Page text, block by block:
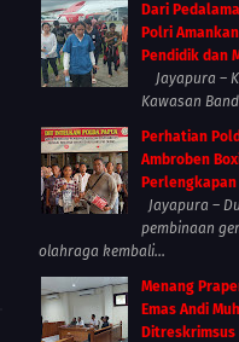
Dari
Polri
Pendidik dan
Jayapura –
Kawasan
Perhatian
Ambroben
Jayapura –
pembinaan
olahraga kembali...
Menang
Emas Andi
Ditreskrimsus